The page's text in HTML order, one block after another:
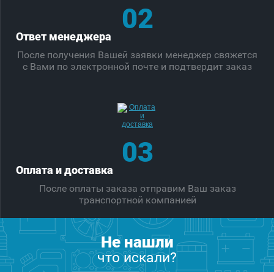
02
Ответ менеджера
После получения Вашей заявки менеджер свяжется
с Вами по электронной почте и подтвердит заказ
03
Оплата и доставка
После оплаты заказа отправим Ваш заказ
транспортной компанией
Не нашли
что искали?